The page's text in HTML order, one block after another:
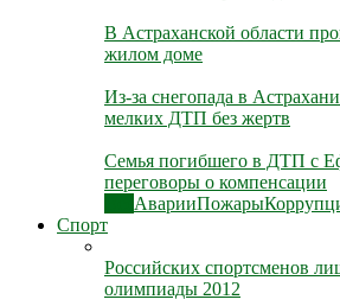
В Астраханской области
жилом доме
Из-за снегопада в
мелких ДТП без жертв
Семья погибшего в ДТП с
переговоры о компенсации
АварииПожары
Спорт
Российских спортсменов
олимпиады 2012